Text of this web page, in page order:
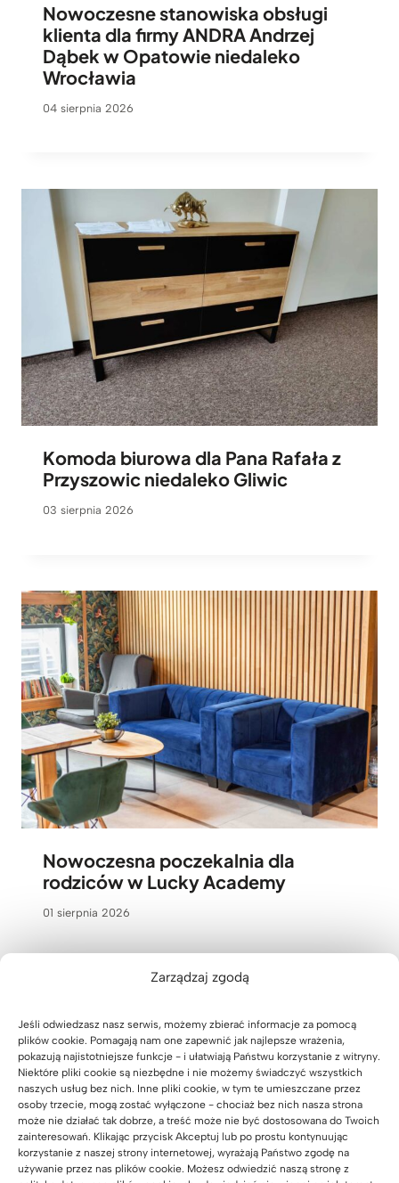
Zarządzaj zgodą
Jeśli odwiedzasz nasz serwis, możemy zbierać informacje za pomocą
plików cookie. Pomagają nam one zapewnić jak najlepsze wrażenia,
pokazują najistotniejsze funkcje - i ułatwiają Państwu korzystanie z witryny.
Niektóre pliki cookie są niezbędne i nie możemy świadczyć wszystkich
naszych usług bez nich. Inne pliki cookie, w tym te umieszczane przez
osoby trzecie, mogą zostać wyłączone - chociaż bez nich nasza strona
może nie działać tak dobrze, a treść może nie być dostosowana do Twoich
zainteresowań. Klikając przycisk Akceptuj lub po prostu kontynuując
korzystanie z naszej strony internetowej, wyrażają Państwo zgodę na
używanie przez nas plików cookie. Możesz odwiedzić naszą stronę z
Nowoczesne stanowiska obsługi
klienta dla firmy ANDRA Andrzej
Dąbek w Opatowie niedaleko
Wrocławia
04 sierpnia 2026
Komoda biurowa dla Pana Rafała z
Przyszowic niedaleko Gliwic
03 sierpnia 2026
Nowoczesna poczekalnia dla
rodziców w Lucky Academy
01 sierpnia 2026